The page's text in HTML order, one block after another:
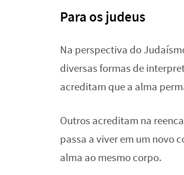
Para os judeus
Na perspectiva do
diversas formas de
acreditam que a alma
Outros acreditam na
passa a viver em um novo
alma ao mesmo corpo.